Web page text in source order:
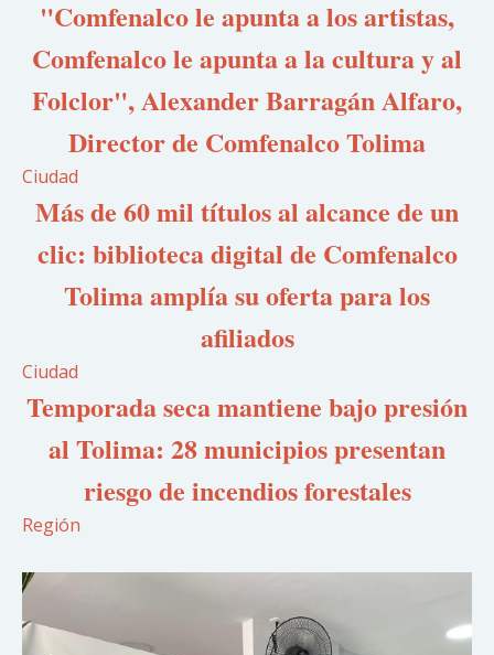
"Comfenalco le apunta a los artistas,
Comfenalco le apunta a la cultura y al
Folclor", Alexander Barragán Alfaro,
Director de Comfenalco Tolima
Ciudad
Más de 60 mil títulos al alcance de un
clic: biblioteca digital de Comfenalco
Tolima amplía su oferta para los
afiliados
Ciudad
Temporada seca mantiene bajo presión
al Tolima: 28 municipios presentan
riesgo de incendios forestales
Región